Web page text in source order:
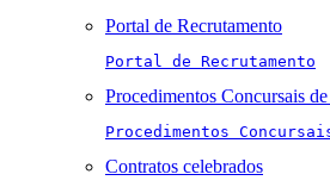
Portal de Recrutamento
Portal de Recrutamento
Procedimentos Concursais
Procedimentos
Contratos celebrados